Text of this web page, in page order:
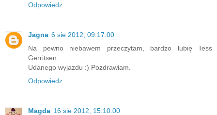
Odpowiedz
Jagna 6 sie 2012, 09:17:00
Na pewno niebawem przeczytam, bardzo lubię Tess
Gerritsen.
Udanego wyjazdu :) Pozdrawiam.
Odpowiedz
Magda 16 sie 2012, 15:10:00